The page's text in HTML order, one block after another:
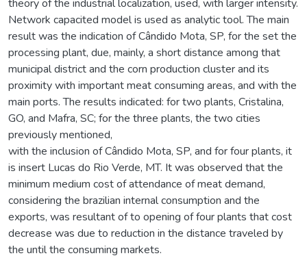
theory of the industrial localization, used, with larger intensity.
Network capacited model is used as analytic tool. The main
result was the indication of Cândido Mota, SP, for the set the
processing plant, due, mainly, a short distance among that
municipal district and the corn production cluster and its
proximity with important meat consuming areas, and with the
main ports. The results indicated: for two plants, Cristalina,
GO, and Mafra, SC; for the three plants, the two cities
previously mentioned,
with the inclusion of Cândido Mota, SP, and for four plants, it
is insert Lucas do Rio Verde, MT. It was observed that the
minimum medium cost of attendance of meat demand,
considering the brazilian internal consumption and the
exports, was resultant of to opening of four plants that cost
decrease was due to reduction in the distance traveled by
the until the consuming markets.